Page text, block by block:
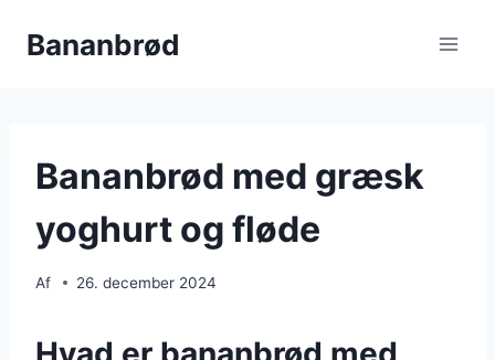
Bananbrød
Bananbrød med græsk
yoghurt og fløde
Af 26. december 2024